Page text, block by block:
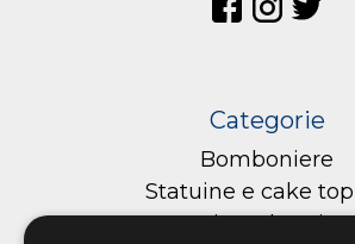
Categorie
Bomboniere
Statuine e cake
Cioccolateria